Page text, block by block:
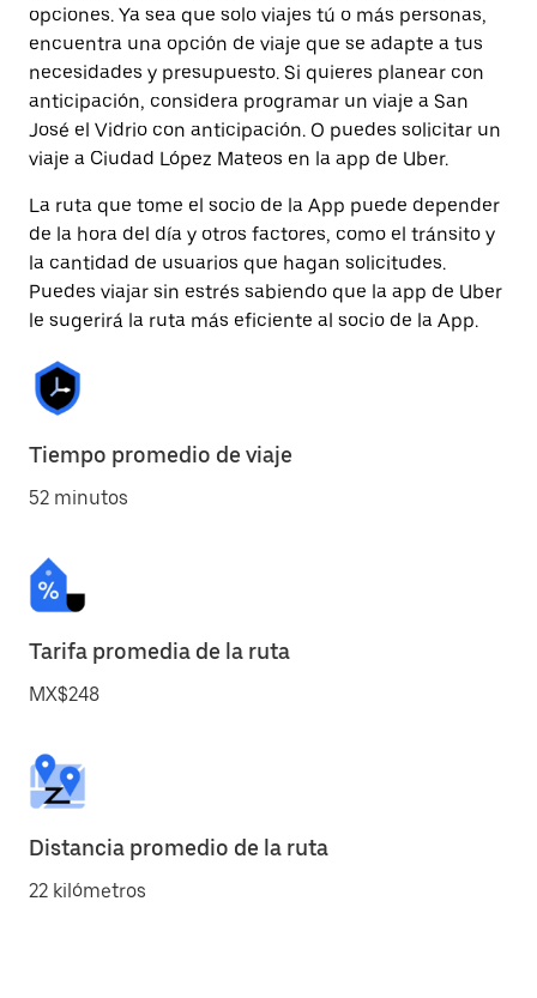
opciones. Ya sea que solo viajes tú o más personas,
encuentra una opción de viaje que se adapte a tus
necesidades y presupuesto. Si quieres planear con
anticipación, considera programar un viaje a San
José el Vidrio con anticipación. O puedes solicitar un
viaje a Ciudad López Mateos en la app de Uber.
La ruta que tome el socio de la App puede depender
de la hora del día y otros factores, como el tránsito y
la cantidad de usuarios que hagan solicitudes.
Puedes viajar sin estrés sabiendo que la app de Uber
le sugerirá la ruta más eficiente al socio de la App.
Tiempo promedio de viaje
52 minutos
Tarifa promedia de la ruta
MX$248
Distancia promedio de la ruta
22 kilómetros